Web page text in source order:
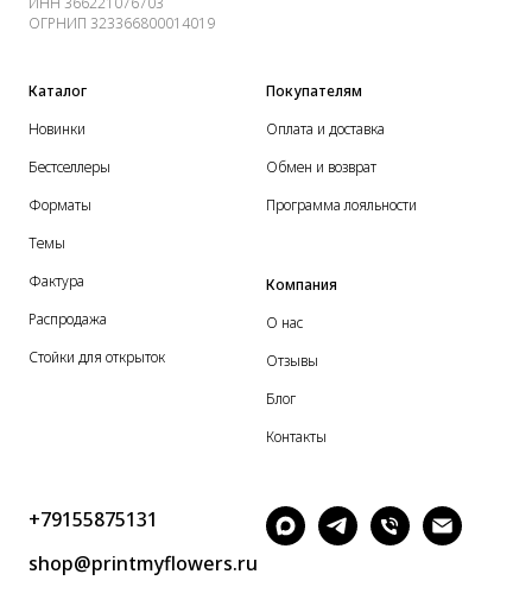
ОГРНИП 323366800014019
Каталог
Новинки
Бестселлеры
Форматы
Темы
Фактура
Распродажа
Стойки для открыток
Покупателям
Оплата и доставка
Обмен и возврат
Программа лояльности
Компания
О нас
Отзывы
Блог
Контакты
+79155875131
shop@printmyflowers.ru